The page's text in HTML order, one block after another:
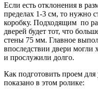
Если есть отклонения в
пределах 1-3 см, то нужно
коробку. Подходящим по
дверей будет тот, что
стены 75 мм. Главное
впоследствии двери могли
и прослужили долго.
Как подготовить проем
показано в этом ролике: